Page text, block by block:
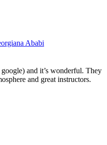
Ababi
and it’s wonderful. They
and great instructors.